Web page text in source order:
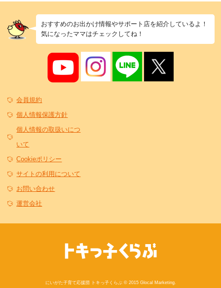
おすすめのお出かけ情報やサポート店を紹介しているよ！
気になったママはチェックしてね！
会員規約
個人情報保護方針
個人情報の取扱いにつ
いて
Cookieポリシー
サイトの利用について
お問い合わせ
運営会社
にいがた子育て応援団 トキっ子くらぶ © 2015 Glocal Marketing.